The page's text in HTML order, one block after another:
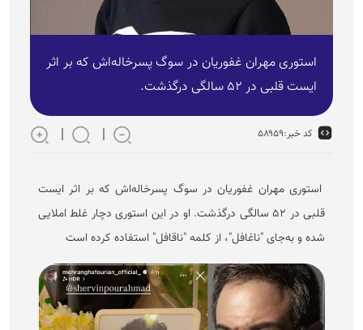
استوری مهران غفوریان در سوگ پسرخاله‌اش که بر اثر
ایست قلبی در ۵۲ سالگی درگذشت.
کد خبر:۵۸۹۵۹
استوری مهران غفوریان در سوگ پسرخاله‌اش که بر اثر ایست
قلبی در ۵۲ سالگی درگذشت. او در این استوری دچار غلط املایی
شده و به‌جای "ناغافل"، از کلمه "ناقافل" استفاده کرده است